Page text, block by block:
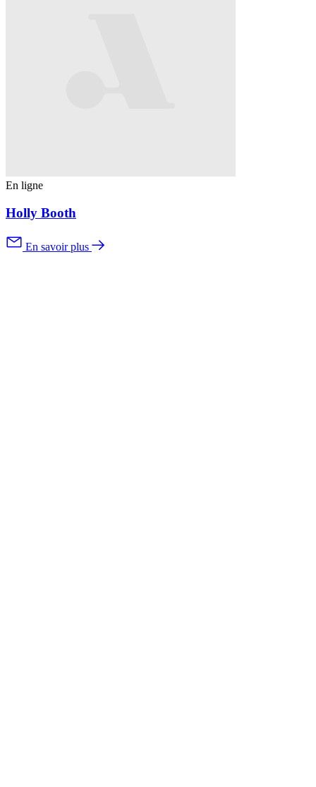
En ligne
Holly Booth
En savoir plus